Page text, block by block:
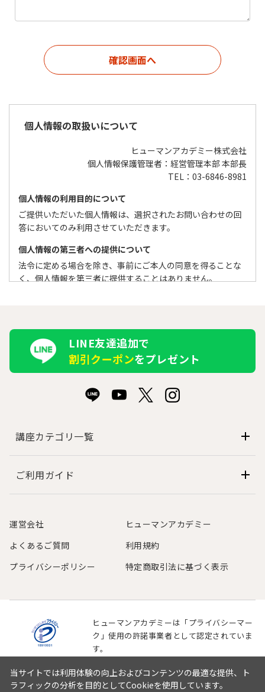
個人情報の取扱いについて
ヒューマンアカデミー株式会社
個人情報保護管理者：経営管理本部 本部長
TEL：03-6846-8981
個人情報の利用目的について
ご提供いただいた個人情報は、選択されたお問い合わせの回
答においてのみ利用させていただきます。
個人情報の第三者への提供について
法令に定める場合を除き、事前にご本人の同意を得ることな
く、個人情報を第三者に提供することはありません。
もしくは全部を業者に委託することがあります。
個人情報を与えることの任意性及びその個人情報を与えなか
った場合に生じる結果について
正しい情報を提出いただけない場合は講座等のご案内、ご連
絡等ができない場合がありますので、ご注意ください。
ご本人からの個人情報の利用目的の通知、開示、内容の訂
正、追加又は削除、利用の停止、消去および第三者への提供
の停止を求められた場合には、以下の弊社問合わせ窓口で受
け付けております。ご本人であることを確認させて頂いた上
で、速やかに対応いたします。
個人情報の取扱いについてのお問い合わせ先
ヒューマンアカデミー総合受付ダイヤル
休み）
を選択してください。
LINE友達追加で
割引クーポンをプレゼント
講座カテゴリ一覧
ご利用ガイド
運営会社
ヒューマンアカデミー
よくあるご質問
利用規約
プライバシーポリシー
特定商取引法に基づく表示
ヒューマンアカデミーは「プライバシーマー
ク」使用の許諾事業者として認定されていま
す。
当サイトでは利用体験の向上およびコンテンツの最適な提供、ト
ラフィックの分析を目的としてCookieを使用しています。